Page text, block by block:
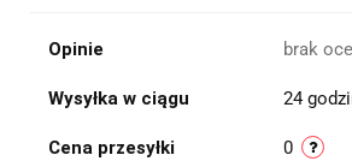
Opinie brak
Wysyłka w ciągu 24
Cena przesyłki 0